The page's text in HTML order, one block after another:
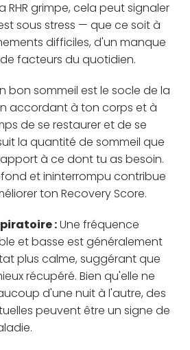
RHR grimpe, cela peut signaler
sous stress — que ce soit à
difficiles, d'un manque
facteurs du quotidien.
bon sommeil est le socle de la
accordant à ton corps et à
de se restaurer et de se
la quantité de sommeil que
à ce dont tu as besoin.
et ininterrompu contribue
ton Recovery Score.
:Une fréquence
et basse est généralement
plus calme, suggérant que
récupéré. Bien qu'elle ne
d'une nuit à l'autre, des
peuvent être un signe de